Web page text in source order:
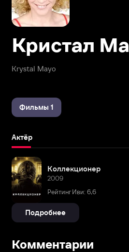
Krystal Mayo
Кристал
Фильмы 1
Актёр
Коллекционер
2009
Рейтинг Иви: 6,6
Подробнее
Комментарии